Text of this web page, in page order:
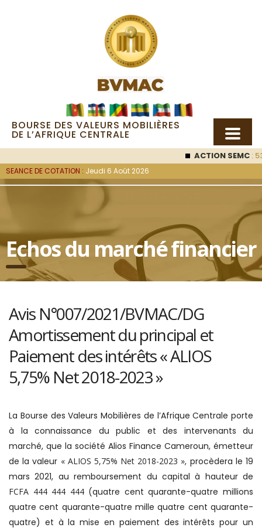
BOURSE DES VALEURS MOBILIÈRES
DE L’AFRIQUE CENTRALE
ACTION SEMC:
SEANCE DE COTATION : Jeudi 6 Août 2026
Echos du marché financier
Avis N°007/2021/BVMAC/DG
Amortissement du principal et
Paiement des intérêts « ALIOS
5,75% Net 2018-2023 »
La Bourse des Valeurs Mobilières de l’Afrique Centrale porte
à la connaissance du public et des intervenants du
marché, que la société Alios Finance Cameroun, émetteur
de la valeur « ALIOS 5,75% Net 2018-2023 », procèdera le 19
mars 2021, au remboursement du capital à hauteur de
FCFA 444 444 444 (quatre cent quarante-quatre millions
quatre cent quarante-quatre mille quatre cent quarante-
quatre) et à la mise en paiement des intérêts pour un